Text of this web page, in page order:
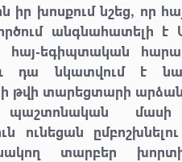
խոսքում նշեց, որ
անգնահատելի է
եգիպտական
դա նկատվում է
թվի տարեցտարի
պաշտոնական
ունեցան
տարբեր